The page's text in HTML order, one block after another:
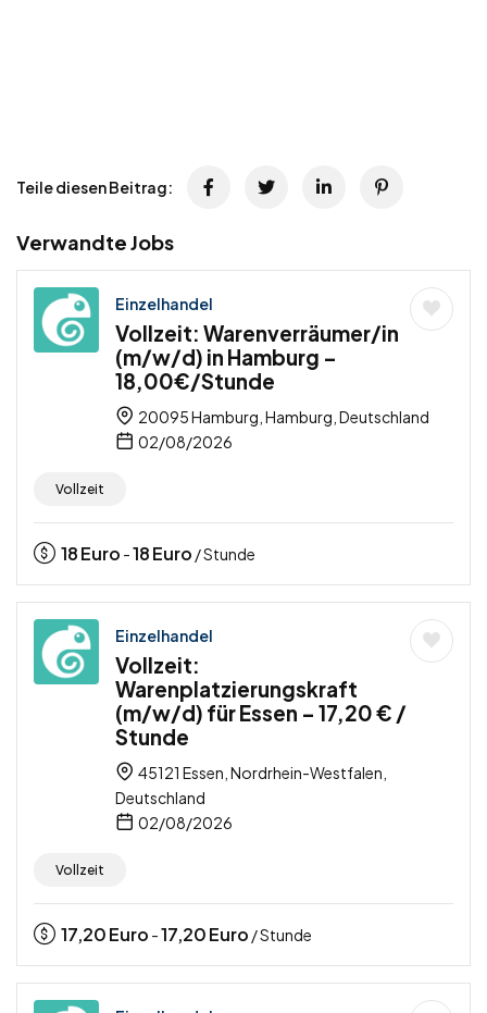
Teile diesen Beitrag:
Verwandte Jobs
Einzelhandel
Vollzeit: Warenverräumer/in
(m/w/d) in Hamburg –
18,00€/Stunde
20095 Hamburg, Hamburg, Deutschland
02/08/2026
Vollzeit
18Euro -18Euro / Stunde
Einzelhandel
Vollzeit:
Warenplatzierungskraft
(m/w/d) für Essen – 17,20 € /
Stunde
45121 Essen, Nordrhein-Westfalen,
Deutschland
02/08/2026
Vollzeit
17,20Euro -17,20Euro / Stunde